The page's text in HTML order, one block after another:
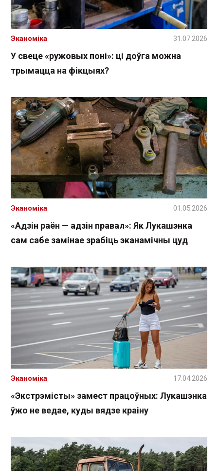
У свеце «ружовых поні»: ці доўга можна
трымацца на фікцыях?
Эканоміка 31.07.2026
«Адзін раён — адзін правал»: Як Лукашэнка
сам сабе замінае зрабіць эканамічны цуд
Эканоміка 01.05.2026
«Экстрэмісты» замест працоўных: Лукашэнка
ўжо не ведае, куды вядзе краіну
Эканоміка 17.04.2026